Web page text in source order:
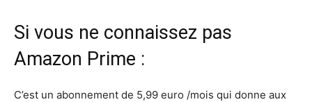
Si vous ne connaissez pas
Amazon Prime :
C’est un abonnement de 5,99 euro /mois qui donne aux